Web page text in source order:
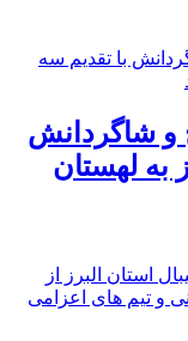
و شاگردانش
به لهستان